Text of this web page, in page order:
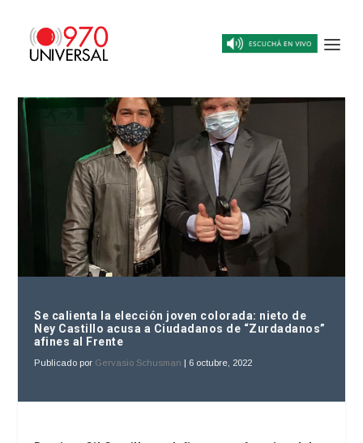
Se calienta la elección joven colorada: nieto de
Ney Castillo acusa a Ciudadanos de “Zurdadanos”
afines al Frente
Publicado por Gervasio Schusman | 6 octubre, 2022